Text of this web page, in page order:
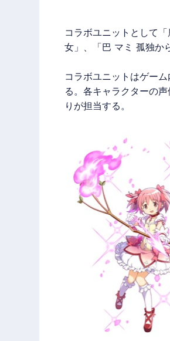
コラボユニットとして
女」、「巴 マミ 孤独か
コラボユニットはゲー
る。各キャラクターの
りが担当する。